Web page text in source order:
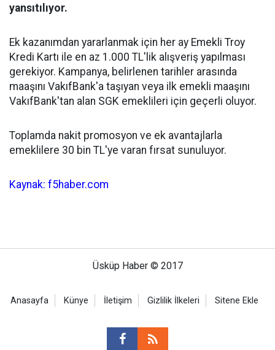
yansıtılıyor.
Ek kazanımdan yararlanmak için her ay Emekli Troy
Kredi Kartı ile en az 1.000 TL'lik alışveriş yapılması
gerekiyor. Kampanya, belirlenen tarihler arasında
maaşını VakıfBank'a taşıyan veya ilk emekli maaşını
VakıfBank'tan alan SGK emeklileri için geçerli oluyor.
Toplamda nakit promosyon ve ek avantajlarla
emeklilere 30 bin TL'ye varan fırsat sunuluyor.
Kaynak: f5haber.com
Üsküp Haber © 2017
Anasayfa Künye İletişim Gizlilik İlkeleri Sitene Ekle